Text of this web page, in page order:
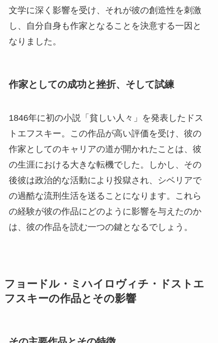
文学に深く影響を受け、それが彼の創造性を刺激
し、自分自身も作家となることを決意する一因と
なりました。
作家としての成功と挫折、そして試練
1846年に初の小説「貧しい人々」を発表したドス
トエフスキー。この作品が高い評価を受け、彼の
作家としてのキャリアの道が開かれたことは、彼
の生涯における大きな転機でした。しかし、その
後彼は政治的な活動により投獄され、シベリアで
の過酷な流刑生活を送ることになります。これら
の経験が彼の作品にどのように影響を与えたのか
は、彼の作品を読む一つの鍵となるでしょう。
フョードル・ミハイロヴィチ・ドストエ
フスキーの作品とその影響